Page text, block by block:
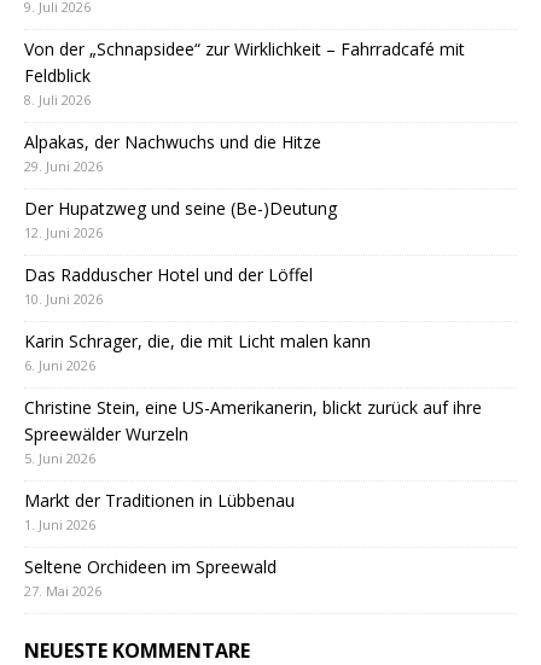
9. Juli 2026
Von der „Schnapsidee“ zur Wirklichkeit – Fahrradcafé mit
Feldblick
8. Juli 2026
Alpakas, der Nachwuchs und die Hitze
29. Juni 2026
Der Hupatzweg und seine (Be-)Deutung
12. Juni 2026
Das Radduscher Hotel und der Löffel
10. Juni 2026
Karin Schrager, die, die mit Licht malen kann
6. Juni 2026
Christine Stein, eine US-Amerikanerin, blickt zurück auf ihre
Spreewälder Wurzeln
5. Juni 2026
Markt der Traditionen in Lübbenau
1. Juni 2026
Seltene Orchideen im Spreewald
27. Mai 2026
NEUESTE KOMMENTARE